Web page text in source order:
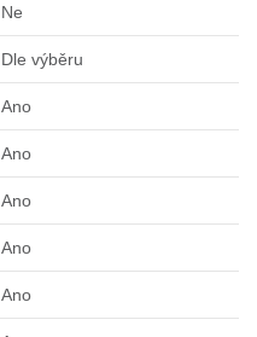
Ne
Dle výběru
Ano
Ano
Ano
Ano
Ano